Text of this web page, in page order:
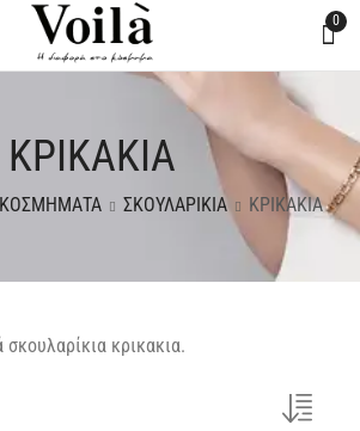
0
ΚΡΙΚΑΚΙΑ
ΚΟΣΜΗΜΑΤΑ ΣΚΟΥΛΑΡΙΚΙΑ ΚΡΙΚΑΚΙΑ
κρικακια.